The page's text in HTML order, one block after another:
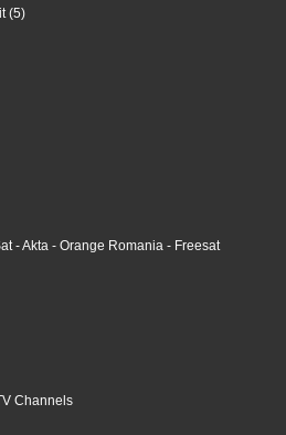
(5)
- Akta - Orange Romania - Freesat
Channels